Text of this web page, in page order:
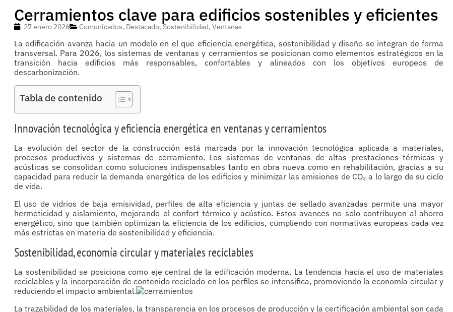
Cerramientos clave para edificios sostenibles y eficientes
27 enero 2026 Comunicados, Destacado,Sostenibilidad, Ventanas
La edificación avanza hacia un modelo en el que eficiencia energética, sostenibilidad y diseño se integran de forma
transversal. Para 2026, los sistemas de ventanas y cerramientos se posicionan como elementos estratégicos en la
transición hacia edificios más responsables, confortables y alineados con los objetivos europeos de
descarbonización.
Tabla de contenido
Innovación tecnológica y eficiencia energética en ventanas y cerramientos
La evolución del sector de la construcción está marcada por la innovación tecnológica aplicada a materiales,
procesos productivos y sistemas de cerramiento. Los sistemas de ventanas de altas prestaciones térmicas y
acústicas se consolidan como soluciones indispensables tanto en obra nueva como en rehabilitación, gracias a su
capacidad para reducir la demanda energética de los edificios y minimizar las emisiones de CO₂ a lo largo de su ciclo
de vida.
El uso de vidrios de baja emisividad, perfiles de alta eficiencia y juntas de sellado avanzadas permite una mayor
hermeticidad y aislamiento, mejorando el confort térmico y acústico. Estos avances no solo contribuyen al ahorro
energético, sino que también optimizan la eficiencia de los edificios, cumpliendo con normativas europeas cada vez
más estrictas en materia de sostenibilidad y eficiencia.
Sostenibilidad, economía circular y materiales reciclables
La sostenibilidad se posiciona como eje central de la edificación moderna. La tendencia hacia el uso de materiales
reciclables y la incorporación de contenido reciclado en los perfiles se intensifica, promoviendo la economía circular y
reduciendo el impacto ambiental.
La trazabilidad de los materiales, la transparencia en los procesos de producción y la certificación ambiental son cada